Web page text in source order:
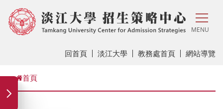
MENU
回首頁 淡江大學 教務處首頁 網站導覽
首頁